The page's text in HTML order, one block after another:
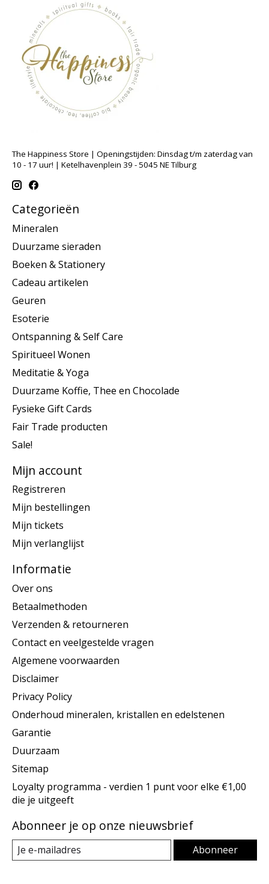
The Happiness Store | Openingstijden: Dinsdag t/m zaterdag van
10 - 17 uur! | Ketelhavenplein 39 - 5045 NE Tilburg
Categorieën
Mineralen
Duurzame sieraden
Boeken & Stationery
Cadeau artikelen
Geuren
Esoterie
Ontspanning & Self Care
Spiritueel Wonen
Meditatie & Yoga
Duurzame Koffie, Thee en Chocolade
Fysieke Gift Cards
Fair Trade producten
Sale!
Mijn account
Registreren
Mijn bestellingen
Mijn tickets
Mijn verlanglijst
Informatie
Over ons
Betaalmethoden
Verzenden & retourneren
Contact en veelgestelde vragen
Algemene voorwaarden
Disclaimer
Privacy Policy
Onderhoud mineralen, kristallen en edelstenen
Garantie
Duurzaam
Sitemap
Loyalty programma - verdien 1 punt voor elke €1,00
die je uitgeeft
Abonneer je op onze nieuwsbrief
Abonneer